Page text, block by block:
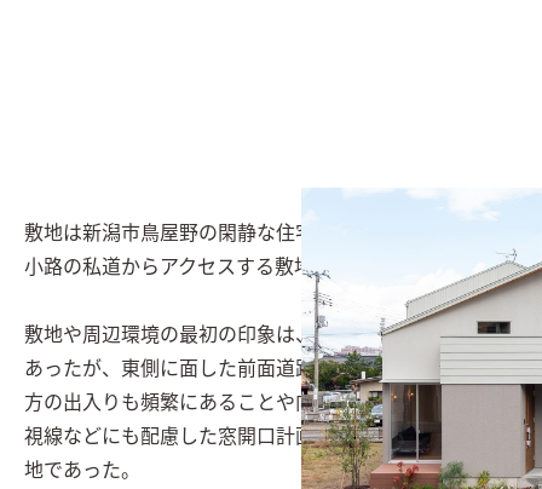
敷地は新潟市鳥屋野の閑静な住宅地にあり、幅員4mの袋
小路の私道からアクセスする敷地である。
敷地や周辺環境の最初の印象は、とても静かで穏やかで
あったが、東側に面した前面道路は、比較的近隣住民の
方の出入りも頻繁にあることや向かいのアパートからの
視線などにも配慮した窓開口計画をすることが必要な敷
地であった。